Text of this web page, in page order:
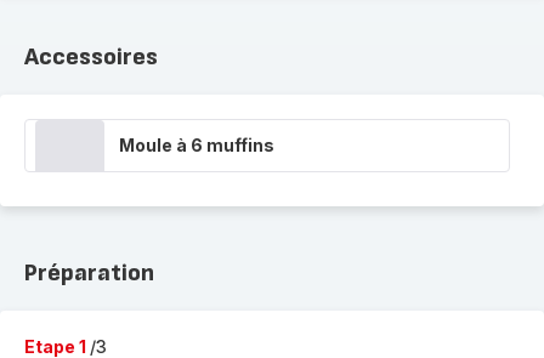
Accessoires
Moule à 6 muffins
Préparation
Etape 1 /3